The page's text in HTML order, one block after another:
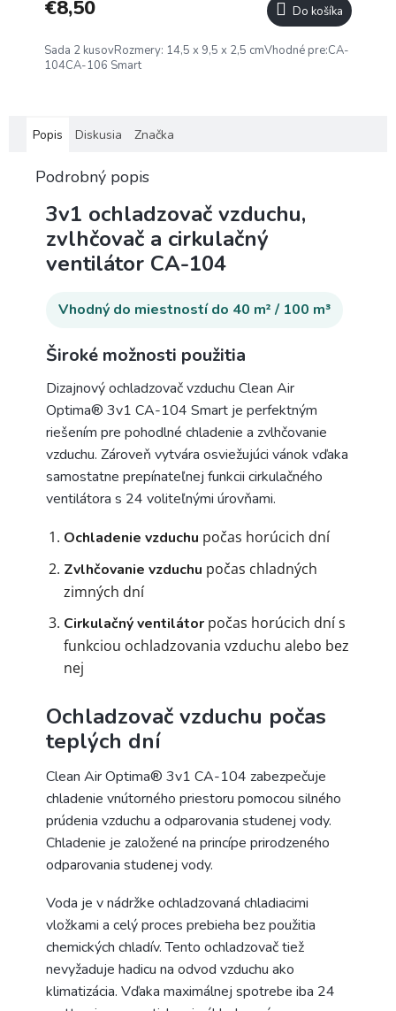
€8,50 Do košíka
Sada 2 kusovRozmery: 14,5 x 9,5 x 2,5 cmVhodné pre:CA-
104CA-106 Smart
Popis Diskusia Značka
Podrobný popis
3v1 ochladzovač vzduchu,
zvlhčovač a cirkulačný
ventilátor CA-104
Vhodný do miestností do 40 m² / 100 m³
Široké možnosti použitia
Dizajnový ochladzovač vzduchu Clean Air
Optima® 3v1 CA-104 Smart je perfektným
riešením pre pohodlné chladenie a zvlhčovanie
vzduchu. Zároveň vytvára osviežujúci vánok vďaka
samostatne prepínateľnej funkcii cirkulačného
ventilátora s 24 voliteľnými úrovňami.
Ochladenie vzduchu počas horúcich dní
Zvlhčovanie vzduchu počas chladných
zimných dní
Cirkulačný ventilátor počas horúcich dní s
funkciou ochladzovania vzduchu alebo bez
nej
Ochladzovač vzduchu počas
teplých dní
Clean Air Optima® 3v1 CA-104 zabezpečuje
chladenie vnútorného priestoru pomocou silného
prúdenia vzduchu a odparovania studenej vody.
Chladenie je založené na princípe prirodzeného
odparovania studenej vody.
Voda je v nádržke ochladzovaná chladiacimi
vložkami a celý proces prebieha bez použitia
chemických chladív. Tento ochladzovač tiež
nevyžaduje hadicu na odvod vzduchu ako
klimatizácia. Vďaka maximálnej spotrebe iba 24